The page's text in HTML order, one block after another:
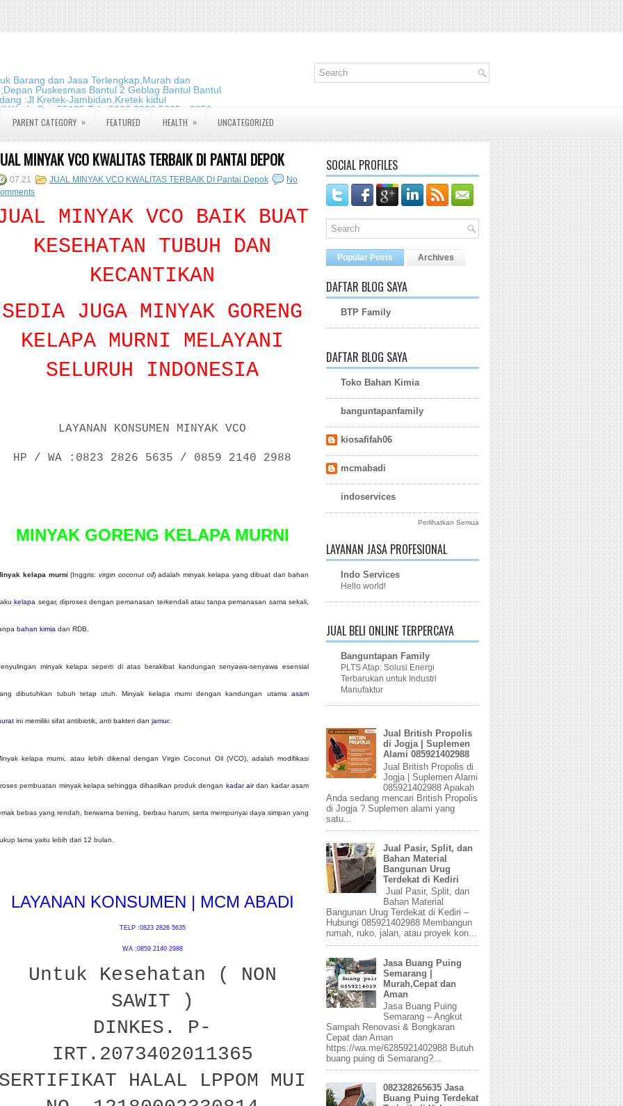
Barang dan Jasa Terlengkap,Murah dan
Puskesmas Bantul 2 Geblag Bantul Bantul
:Jl Kretek-Jambidan,Kretek kidul
Pos:55195 Telp:0823 2826 5635 - 0859
PARENT CATEGORY » FEATURED HEALTH » UNCATEGORIZED
MINYAK VCO KWALITAS TERBAIK DI PANTAI DEPOK
07.21 JUAL MINYAK VCO KWALITAS TERBAIK DI Pantai Depok
No
MINYAK VCO BAIK BUAT
KESEHATAN TUBUH DAN
KECANTIKAN
SEDIA JUGA MINYAK GORENG
KELAPA MURNI MELAYANI
SELURUH INDONESIA
LAYANAN KONSUMEN MINYAK VCO
HP / WA :0823 2826 5635 / 0859 2140 2988
MINYAK GORENG KELAPA MURNI
kelapa murni (Inggris:virgin coconut oil) adalah minyak kelapa yang dibuat dari bahan
kelapa segar, diproses dengan pemanasan terkendali atau tanpa pemanasan sama sekali,
bahan kimia dan RDB.
minyak kelapa seperti di atas berakibat kandungan senyawa-senyawa esensial
dibutuhkan tubuh tetap utuh. Minyak kelapa murni dengan kandungan utama asam
ini memiliki sifat antibiotik, anti bakteri dan jamur.
kelapa murni, atau lebih dikenal dengan Virgin Coconut Oil (VCO), adalah modifikasi
pembuatan minyak kelapa sehingga dihasilkan produk dengan kadar airdan kadar asam
bebas yang rendah, berwarna bening, berbau harum, serta mempunyai daya simpan yang
lama yaitu lebih dari 12 bulan.
LAYANAN KONSUMEN | MCM ABADI
TELP :0823 2826 5635
WA :0859 2140 2988
Untuk Kesehatan ( NON
SAWIT )
DINKES. P-
IRT.2073402011365
HALAL LPPOM MUI
SOCIAL PROFILES
Popular Posts Archives
DAFTAR BLOG SAYA
BTP Family
DAFTAR BLOG SAYA
Toko Bahan Kimia
banguntapanfamily
kiosafifah06
mcmabadi
indoservices
Perlihatkan Semua
LAYANAN JASA PROFESIONAL
Indo Services
Hello world!
JUAL BELI ONLINE TERPERCAYA
Banguntapan Family
PLTS Atap: Solusi Energi
Terbarukan untuk Industri
Manufaktur
Jual British Propolis
di Jogja | Suplemen
Alami 085921402988
Jual British Propolis di
Jogja | Suplemen Alami
085921402988 Apakah
Anda sedang mencari British Propolis
di Jogja ? Suplemen alami yang
satu...
Jual Pasir, Split, dan
Bahan Material
Bangunan Urug
Terdekat di Kediri
Jual Pasir, Split, dan
Bahan Material
Bangunan Urug Terdekat di Kediri –
Hubungi 085921402988 Membangun
rumah, ruko, jalan, atau proyek kon...
Jasa Buang Puing
Semarang |
Murah,Cepat dan
Aman
Jasa Buang Puing
Semarang – Angkut
Sampah Renovasi & Bongkaran
Cepat dan Aman
https://wa.me/6285921402988 Butuh
buang puing di Semarang?...
082328265635 Jasa
Buang Puing Terdekat